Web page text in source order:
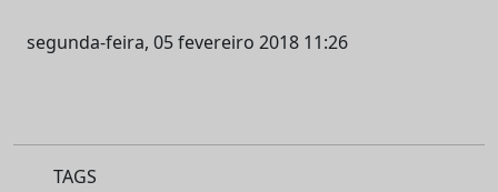
segunda-feira, 05 fevereiro 2018 11:26
TAGS